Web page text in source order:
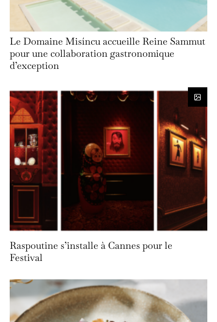
Le Domaine Misíncu accueille Reine Sammut
pour une collaboration gastronomique
d’exception
Raspoutine s’installe à Cannes pour le
Festival